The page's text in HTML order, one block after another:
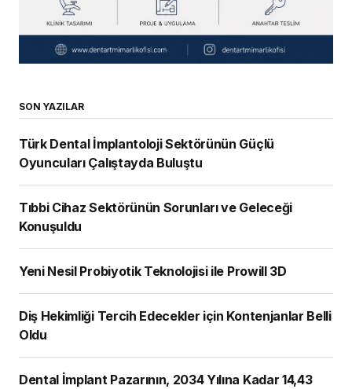
SON YAZILAR
Türk Dental İmplantoloji Sektörünün Güçlü
Oyuncuları Çalıştayda Buluştu
Tıbbi Cihaz Sektörünün Sorunları ve Geleceği
Konuşuldu
Yeni Nesil Probiyotik Teknolojisi ile Prowill 3D
Diş Hekimliği Tercih Edecekler için Kontenjanlar Belli
Oldu
Dental İmplant Pazarının, 2034 Yılına Kadar 14,43